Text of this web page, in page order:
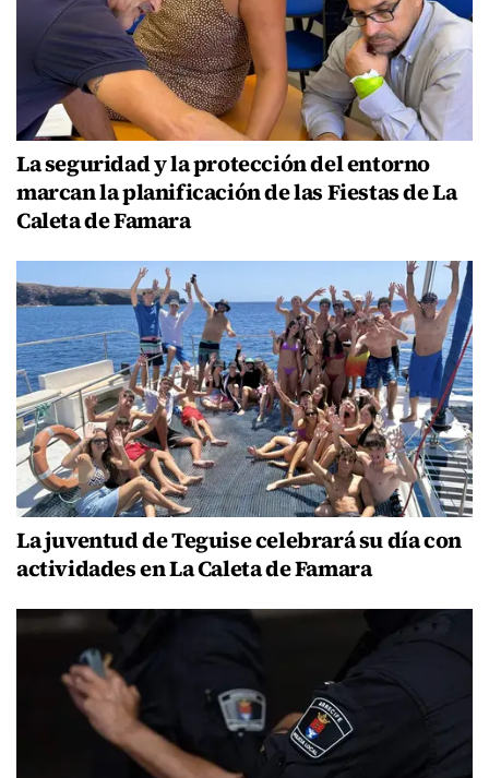
La seguridad y la protección del entorno
marcan la planificación de las Fiestas de La
Caleta de Famara
La juventud de Teguise celebrará su día con
actividades en La Caleta de Famara